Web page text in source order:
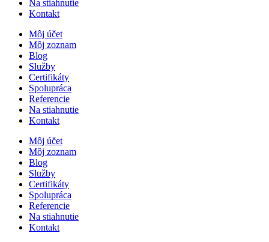
Na stiahnutie
Kontakt
Môj účet
Môj zoznam
Blog
Služby
Certifikáty
Spolupráca
Referencie
Na stiahnutie
Kontakt
Môj účet
Môj zoznam
Blog
Služby
Certifikáty
Spolupráca
Referencie
Na stiahnutie
Kontakt